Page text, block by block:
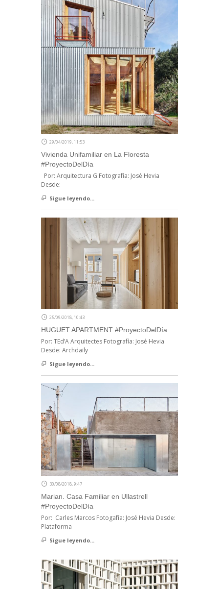
29/04/2019, 11:53
Vivienda Unifamiliar en La Floresta
#ProyectoDelDía
Por: Arquitectura G Fotografía: José Hevia
Desde:
Sigue leyendo...
25/09/2018, 10:43
HUGUET APARTMENT #ProyectoDelDía
Por: TEd’A Arquitectes Fotografía: José Hevia
Desde: Archdaily
Sigue leyendo...
30/08/2018, 9:47
Marian. Casa Familiar en Ullastrell
#ProyectoDelDía
Por: Carles Marcos Fotogafía: José Hevia Desde:
Plataforma
Sigue leyendo...